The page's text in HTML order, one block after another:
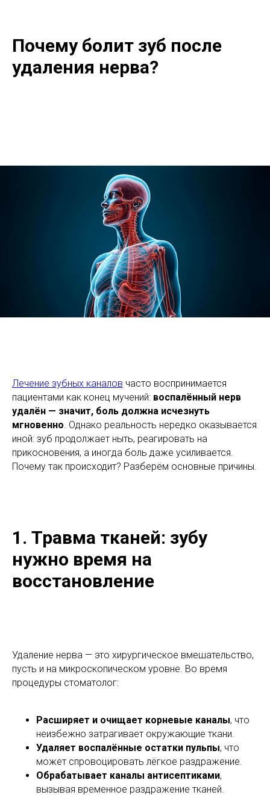
Почему болит зуб после
удаления нерва?
Лечение зубных каналов часто воспринимается
пациентами как конец мучений: воспалённый нерв
удалён — значит, боль должна исчезнуть
мгновенно. Однако реальность нередко оказывается
иной: зуб продолжает ныть, реагировать на
прикосновения, а иногда боль даже усиливается.
Почему так происходит? Разберём основные причины.
1. Травма тканей: зубу
нужно время на
восстановление
Удаление нерва — это хирургическое вмешательство,
пусть и на микроскопическом уровне. Во время
процедуры стоматолог:
Расширяет и очищает корневые каналы, что
неизбежно затрагивает окружающие ткани.
Удаляет воспалённые остатки пульпы, что
может спровоцировать лёгкое раздражение.
Обрабатывает каналы антисептиками,
вызывая временное раздражение тканей.